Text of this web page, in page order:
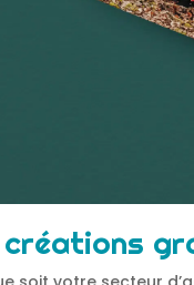
créations